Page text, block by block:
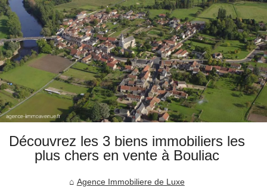
Découvrez les 3 biens immobiliers les
plus chers en vente à Bouliac
Agence Immobiliere de Luxe